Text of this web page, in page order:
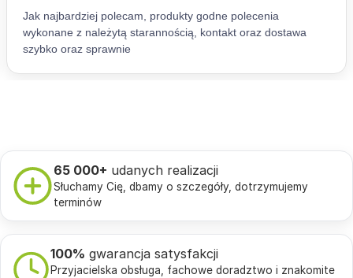
65 000+ udanych realizacji
Słuchamy Cię, dbamy o szczegóły, dotrzymujemy
terminów
100% gwarancja satysfakcji
Przyjacielska obsługa, fachowe doradztwo i znakomite